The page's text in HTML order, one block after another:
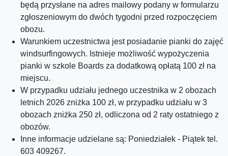
będą przysłane na adres mailowy podany w formularzu
zgłoszeniowym do dwóch tygodni przed rozpoczęciem
obozu.
Warunkiem uczestnictwa jest posiadanie pianki do zajęć
windsurfingowych. Istnieje możliwość wypożyczenia
pianki w szkole Boards za dodatkową opłatą 100 zł na
miejscu.
W przypadku udziału jednego uczestnika w 2 obozach
letnich 2026 zniżka 100 zł, w przypadku udziału w 3
obozach zniżka 250 zł, odliczona od 2 raty ostatniego z
obozów.
Inne informacje udzielane są: Poniedziałek - Piątek tel.
603 409267.